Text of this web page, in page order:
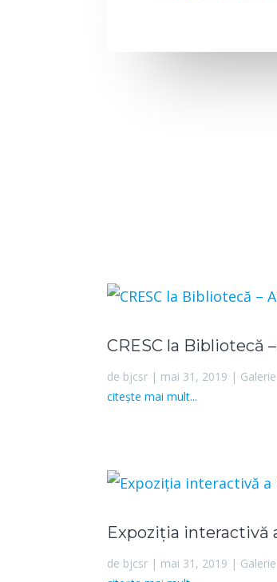
CRESC la Bibliotecă
de bjcsr | mai 31, 2019 |
citește mai mult...
Expoziția interactivă
de bjcsr | mai 31, 2019 |